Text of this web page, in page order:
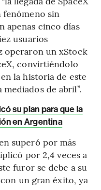
fenómeno sin
apenas cinco días
usuarios
operaron un xStock
convirtiéndolo
la historia de este
de abril”.
su plan para que la
en Argentina
superó por más
por 2,4 veces a
furor se debe a su
un gran éxito, ya